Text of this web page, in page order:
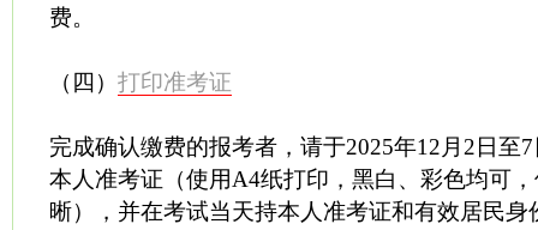
费。
（四） 打印准考证
完成确认缴费的报考者，请于2025年12月2日至
本人准考证（使用A4纸打印，黑白、彩色均可
晰），并在考试当天持本人准考证和有效居民